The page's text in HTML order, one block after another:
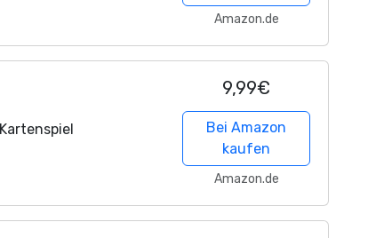
Amazon.de
9,99€
Bei Amazon
kaufen
Amazon.de